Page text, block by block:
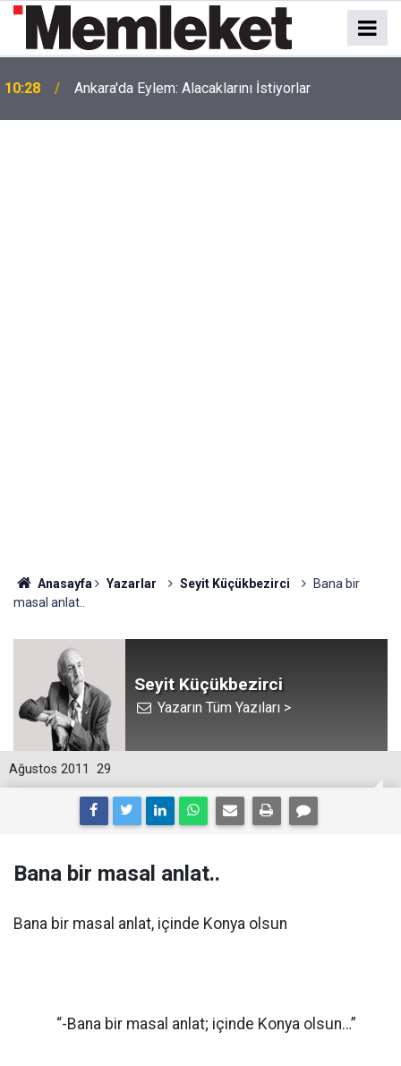
10:28 Ankara'da Eylem: Alacaklarını İstiyorlar
Anasayfa Yazarlar Seyit Küçükbezirci
Bana bir
masal anlat..
Seyit Küçükbezirci
Yazarın Tüm Yazıları >
29
Ağustos 2011
Bana bir masal anlat..
Bana bir masal anlat, içinde Konya olsun
“-Bana bir masal anlat; içinde Konya olsun…”